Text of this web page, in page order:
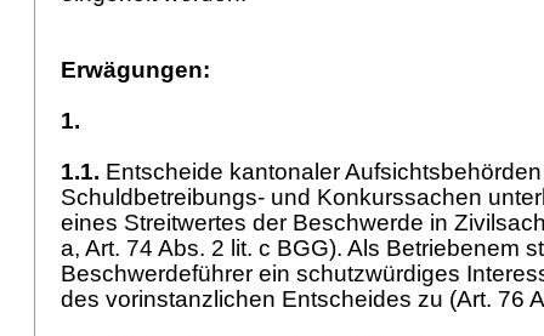
Erwägungen:
1.
1.1. Entscheide kantonaler
Schuldbetreibungs- und Konkurssachen
eines Streitwertes der Beschwerde in
a, Art. 74 Abs. 2 lit. c BGG). Als Betriebenem
Beschwerdeführer ein schutzwürdiges
des vorinstanzlichen Entscheides zu (Art. 76